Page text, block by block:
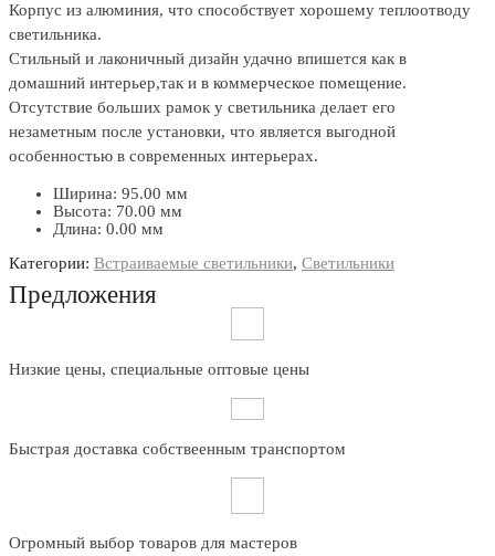
Корпус из алюминия, что способствует хорошему теплоотводу
светильника.
Стильный и лаконичный дизайн удачно впишется как в
домашний интерьер,так и в коммерческое помещение.
Отсутствие больших рамок у светильника делает его
незаметным после установки, что является выгодной
особенностью в современных интерьерах.
Ширина: 95.00 мм
Высота: 70.00 мм
Длина: 0.00 мм
Категории: Встраиваемые светильники, Светильники
Предложения
Низкие цены, специальные оптовые цены
Быстрая доставка собствеенным транспортом
Огромный выбор товаров для мастеров